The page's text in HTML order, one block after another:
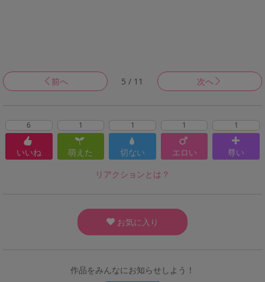
前へ 5 / 11 次へ
6
いいね
1
萌えた
1
切ない
1
エロい
1
尊い
リアクションとは？
お気に入り
作品をみんなにお知らせしよう！